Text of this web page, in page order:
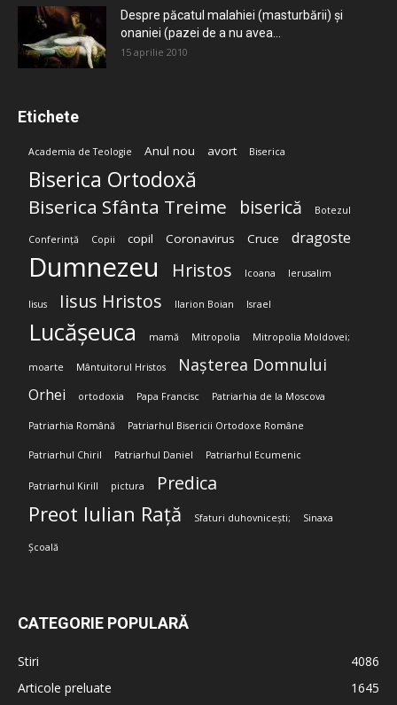
Despre păcatul malahiei (masturbării) şi
onaniei (pazei de a nu avea...
15 aprilie 2010
Etichete
Academia de Teologie Anul nou avort Biserica
Biserica Ortodoxă
Biserica Sfânta Treime biserică Botezul
Conferință Copii copil Coronavirus Cruce dragoste
Dumnezeu Hristos Icoana Ierusalim
Iisus Iisus Hristos Ilarion Boian Israel
Lucășeuca mamă Mitropolia Mitropolia Moldovei;
moarte Mântuitorul Hristos Nașterea Domnului
Orhei ortodoxia Papa Francisc Patriarhia de la Moscova
Patriarhia Română Patriarhul Bisericii Ortodoxe Române
Patriarhul Chiril Patriarhul Daniel Patriarhul Ecumenic
Patriarhul Kirill pictura Predica
Preot Iulian Rață Sfaturi duhovnicești; Sinaxa
Școală
CATEGORIE POPULARĂ
Stiri
4086
Articole preluate
1645